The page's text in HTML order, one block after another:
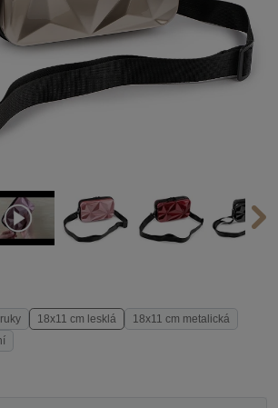
18x11 cm lesklá
18x11 cm metalická